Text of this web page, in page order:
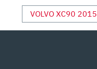
VOLVO XC90 2015